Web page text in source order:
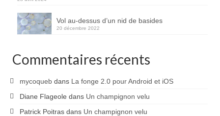
Vol au-dessus d’un nid de basides
20 décembre 2022
Commentaires récents
mycoqueb dans La fonge 2.0 pour Android et iOS
Diane Flageole dans Un champignon velu
Patrick Poitras dans Un champignon velu